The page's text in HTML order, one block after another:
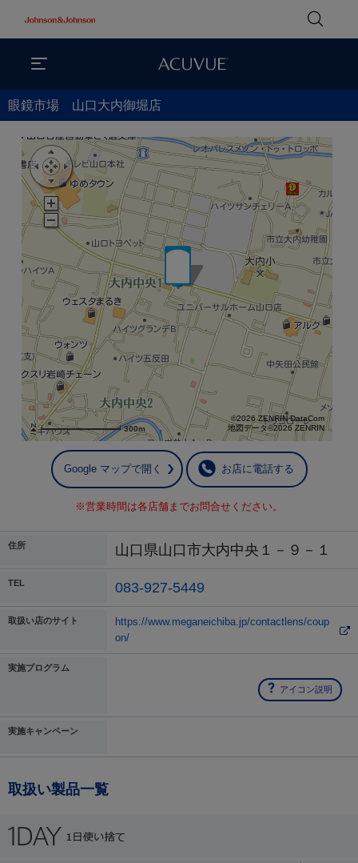
眼鏡市場 山口大内御堀店
300m
©2026 ZENRIN DataCom
地図データ©2026 ZENRIN
Google マップで開く お店に電話する
※営業時間は各店舗までお問合せください。
住所 山口県山口市大内中央１－９－１
TEL 083-927-5449
取扱い店のサイト
https://www.meganeichiba.jp/contactlens/coup
on/
実施プログラム
アイコン説明
実施キャンペーン
取扱い製品一覧